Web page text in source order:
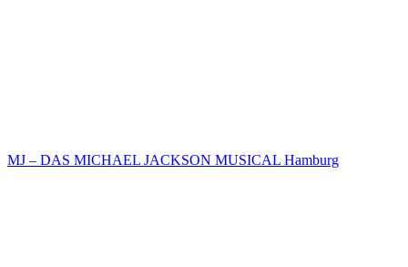
MJ – DAS MICHAEL JACKSON MUSICAL Hamburg